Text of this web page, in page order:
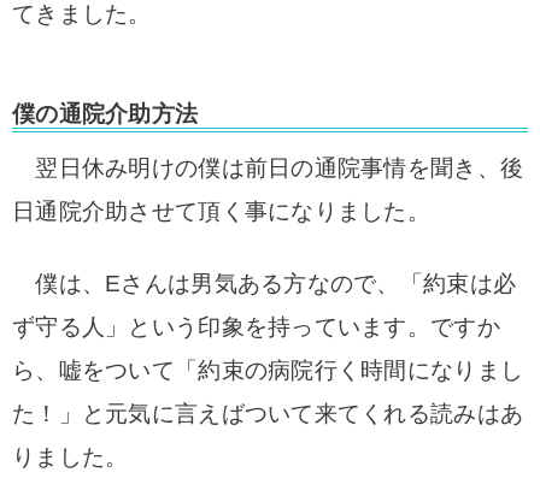
てきました。
僕の通院介助方法
翌日休み明けの僕は前日の通院事情を聞き、後
日通院介助させて頂く事になりました。
僕は、Eさんは男気ある方なので、「約束は必
ず守る人」という印象を持っています。ですか
ら、嘘をついて「約束の病院行く時間になりまし
た！」と元気に言えばついて来てくれる読みはあ
りました。